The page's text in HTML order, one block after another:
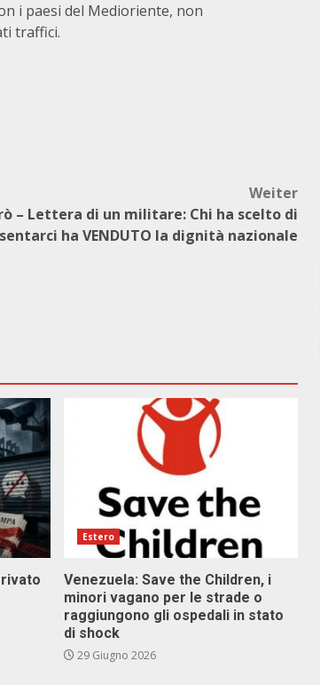
i paesi del Medioriente, non
traffici.
Weiter
– Lettera di un militare: Chi ha scelto di
ha VENDUTO la dignità nazionale
Estero
Venezuela: Save the Children, i
minori vagano per le strade o
raggiungono gli ospedali in stato
di shock
29 Giugno 2026